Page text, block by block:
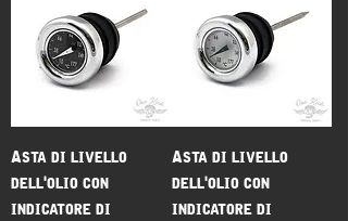
Asta di livello
dell'olio con
indicatore di
Asta di livello
dell'olio con
indicatore di